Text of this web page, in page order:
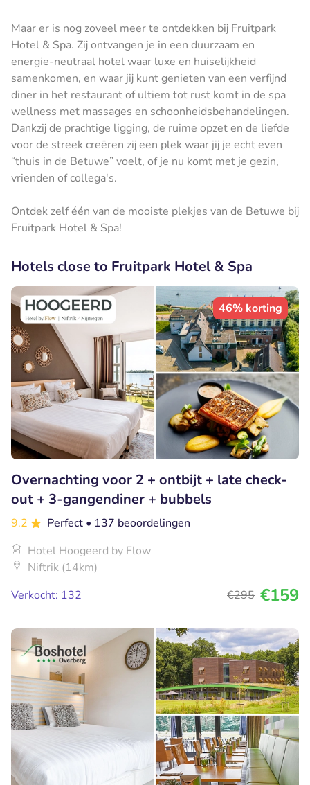
Maar er is nog zoveel meer te ontdekken bij Fruitpark
Hotel & Spa. Zij ontvangen je in een duurzaam en
energie-neutraal hotel waar luxe en huiselijkheid
samenkomen, en waar jij kunt genieten van een verfijnd
diner in het restaurant of ultiem tot rust komt in de spa
wellness met massages en schoonheidsbehandelingen.
Dankzij de prachtige ligging, de ruime opzet en de liefde
voor de streek creëren zij een plek waar jij je echt even
“thuis in de Betuwe” voelt, of je nu komt met je gezin,
vrienden of collega's.
Ontdek zelf één van de mooiste plekjes van de Betuwe bij
Fruitpark Hotel & Spa!
Hotels close to Fruitpark Hotel & Spa
46% korting
Overnachting voor 2 + ontbijt + late check-
out + 3-gangendiner + bubbels
9.2 Perfect • 137 beoordelingen
Hotel Hoogeerd by Flow
Niftrik (14km)
Verkocht: 132
€295 €159